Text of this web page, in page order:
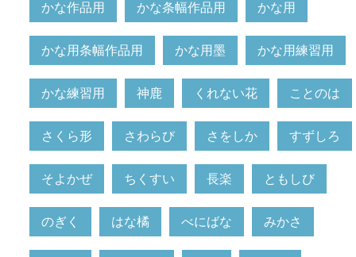
かな作品用 かな条幅作品用 かな用
かな用条幅作品用 かな用墨 かな用練習用
かな練習用 神鹿 くれない花 ことのは
さくら形 さわらび さをしか すずしろ
そよかぜ ちくすい 長楽 ともしび
のぎく はな橘 べにばな みかさ